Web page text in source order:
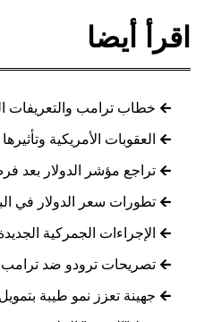
اقرأ أيضا
خطاب ترامب والتعريفات
العقوبات الأمريكية
تراجع مؤشر الدولار بعد
تطورات سعر الدولار في
الإجراءات الجمركية
تصريحات ترودو ضد
جهينة تعزز نمو طيبة بتمويل 400 مليون جنيه